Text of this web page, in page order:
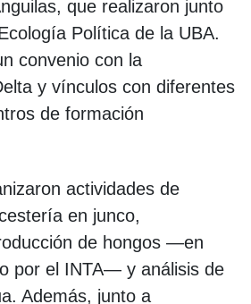
que realizaron junto
Política de la UBA.
convenio con la
y vínculos con diferentes
de formación
actividades de
en junco,
de hongos —en
por el INTA— y análisis de
Además, junto a